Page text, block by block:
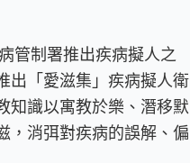
管制署推出疾病擬人之
出「愛滋集」疾病擬人衛
知識以寓教於樂、潛移默
，消弭對疾病的誤解、偏